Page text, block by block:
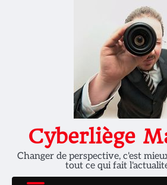
Cyberliège
Changer de perspective, c'est
tout ce qui fait